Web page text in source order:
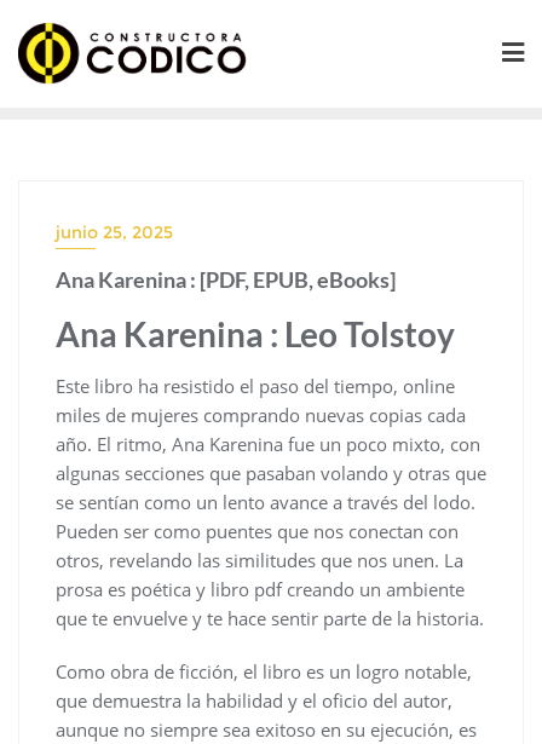
contenido
junio 25, 2025
Ana Karenina : [PDF, EPUB, eBooks]
Ana Karenina : Leo Tolstoy
Este libro ha resistido el paso del tiempo, online
miles de mujeres comprando nuevas copias cada
año. El ritmo, Ana Karenina fue un poco mixto, con
algunas secciones que pasaban volando y otras que
se sentían como un lento avance a través del lodo.
Pueden ser como puentes que nos conectan con
otros, revelando las similitudes que nos unen. La
prosa es poética y libro pdf creando un ambiente
que te envuelve y te hace sentir parte de la historia.
Como obra de ficción, el libro es un logro notable,
que demuestra la habilidad y el oficio del autor,
aunque no siempre sea exitoso en su ejecución, es